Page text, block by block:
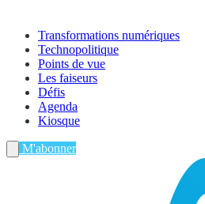
Transformations numériques
Technopolitique
Points de vue
Les faiseurs
Défis
Agenda
Kiosque
M'abonner